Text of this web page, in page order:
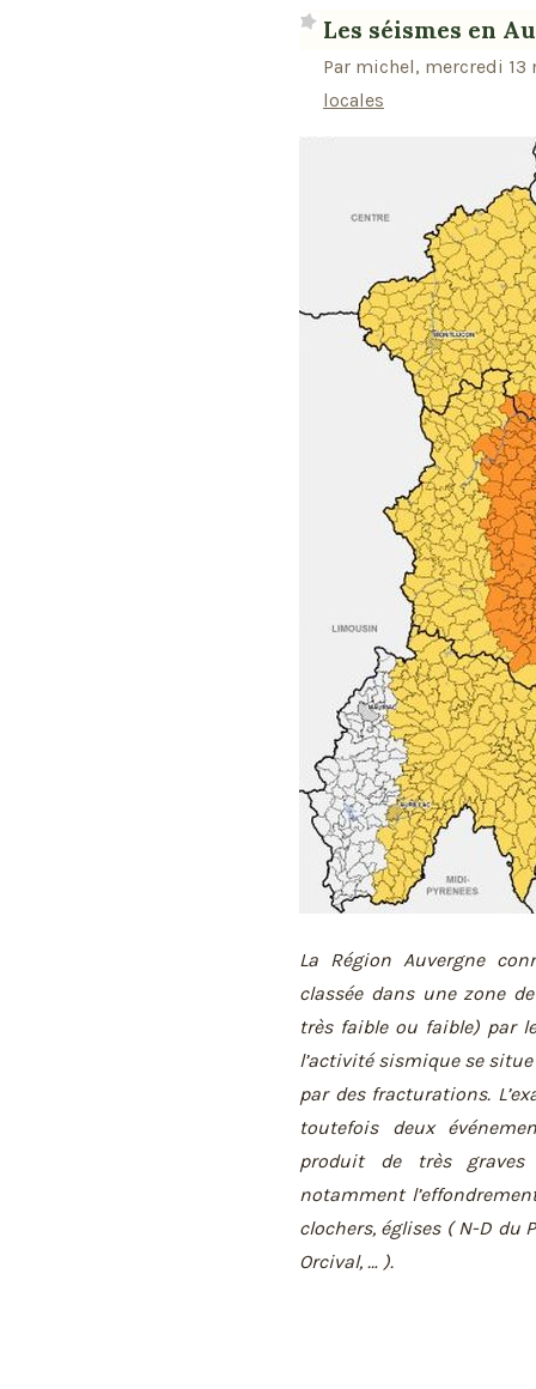
Les séismes en
Par michel, mercredi 13
locales
La Région Auvergne
classée dans une zone
très faible ou faible) par
l’activité sismique se
par des fracturations.
toutefois deux
produit de très graves
notamment
clochers, églises ( N-D du
Orcival, … ).